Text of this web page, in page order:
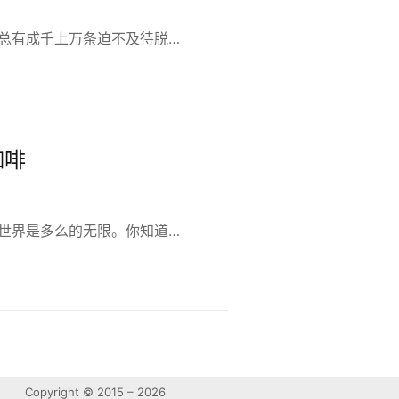
有成千上万条迫不及待脱…
界是多么的无限。你知道…
Copyright © 2015 – 2026